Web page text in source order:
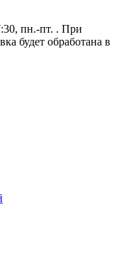
пн.-пт. . При
будет обработана в